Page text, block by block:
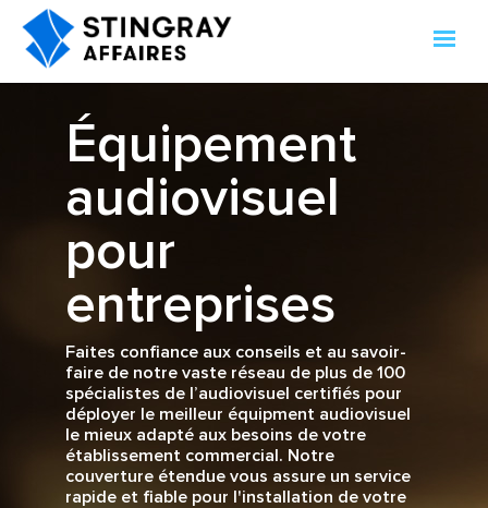
Équipement
audiovisuel
pour
entreprises
Faites confiance aux conseils et au savoir-
faire de notre vaste réseau de plus de 100
spécialistes de l’audiovisuel certifiés pour
déployer le meilleur équipment audiovisuel
le mieux adapté aux besoins de votre
établissement commercial. Notre
couverture étendue vous assure un service
rapide et fiable pour l'installation de votre